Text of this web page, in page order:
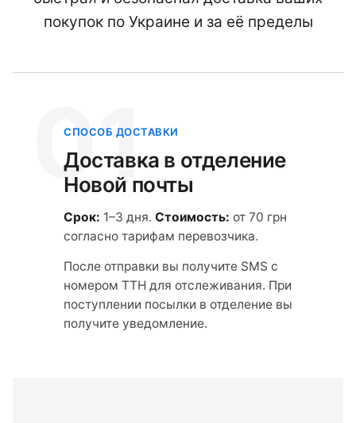
покупок по Украине и за её пределы
01
СПОСОБ ДОСТАВКИ
Доставка в отделение
Новой почты
Срок: 1–3 дня. Стоимость: от 70 грн
согласно тарифам перевозчика.
После отправки вы получите SMS с
номером ТТН для отслеживания. При
поступлении посылки в отделение вы
получите уведомление.